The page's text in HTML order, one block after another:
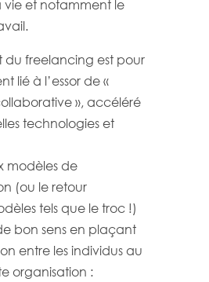
vie et notamment le
du freelancing est pour
lié à l’essor de «
», accéléré
technologies et
modèles de
(ou le retour
tels que le troc !)
bon sens en plaçant
entre les individus au
organisation :